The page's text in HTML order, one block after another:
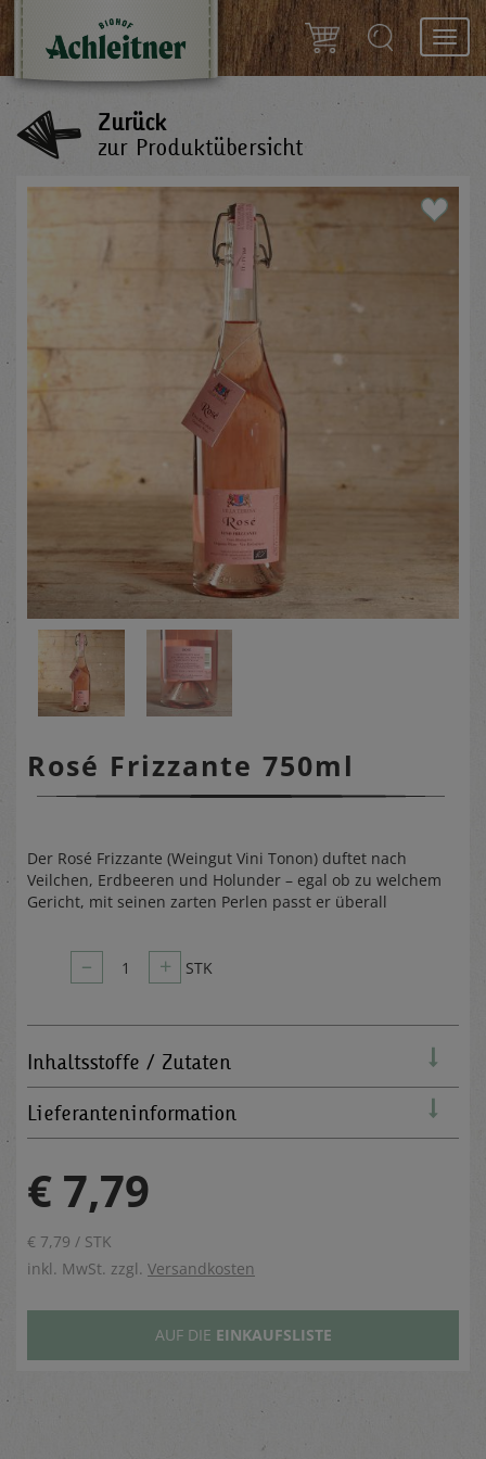
Zurück
zur Produktübersicht
Rosé Frizzante 750ml
Der Rosé Frizzante (Weingut Vini Tonon) duftet nach
Veilchen, Erdbeeren und Holunder – egal ob zu welchem
Gericht, mit seinen zarten Perlen passt er überall
– 1 + STK
Inhaltsstoffe / Zutaten
Lieferanteninformation
€ 7,79
€ 7,79 / STK
inkl. MwSt. zzgl. Versandkosten
AUF DIE EINKAUFSLISTE